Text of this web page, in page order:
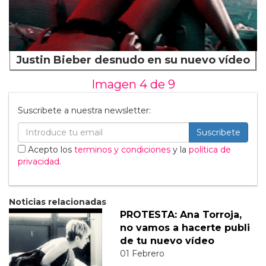
Justin Bieber desnudo en su nuevo vídeo
Imagen 4 de 9
Suscribete a nuestra newsletter:
Suscribete
Acepto los terminos y condiciones y la política de
privacidad.
Noticias relacionadas
PROTESTA: Ana Torroja,
no vamos a hacerte publi
de tu nuevo vídeo
01 Febrero